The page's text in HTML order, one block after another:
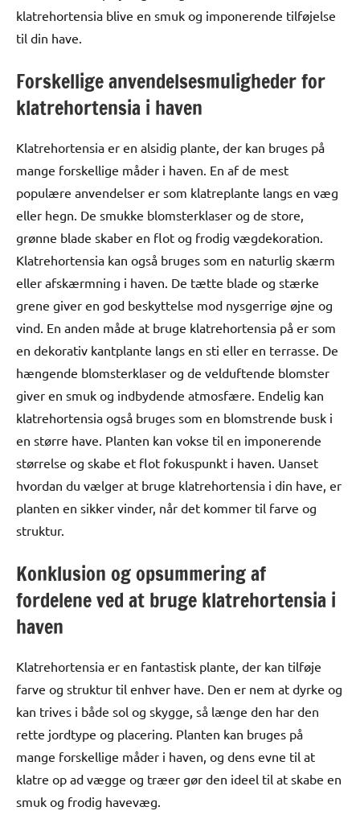
klatrehortensia blive en smuk og imponerende tilføjelse
til din have.
Forskellige anvendelsesmuligheder for
klatrehortensia i haven
Klatrehortensia er en alsidig plante, der kan bruges på
mange forskellige måder i haven. En af de mest
populære anvendelser er som klatreplante langs en væg
eller hegn. De smukke blomsterklaser og de store,
grønne blade skaber en flot og frodig vægdekoration.
Klatrehortensia kan også bruges som en naturlig skærm
eller afskærmning i haven. De tætte blade og stærke
grene giver en god beskyttelse mod nysgerrige øjne og
vind. En anden måde at bruge klatrehortensia på er som
en dekorativ kantplante langs en sti eller en terrasse. De
hængende blomsterklaser og de velduftende blomster
giver en smuk og indbydende atmosfære. Endelig kan
klatrehortensia også bruges som en blomstrende busk i
en større have. Planten kan vokse til en imponerende
størrelse og skabe et flot fokuspunkt i haven. Uanset
hvordan du vælger at bruge klatrehortensia i din have, er
planten en sikker vinder, når det kommer til farve og
struktur.
Konklusion og opsummering af
fordelene ved at bruge klatrehortensia i
haven
Klatrehortensia er en fantastisk plante, der kan tilføje
farve og struktur til enhver have. Den er nem at dyrke og
kan trives i både sol og skygge, så længe den har den
rette jordtype og placering. Planten kan bruges på
mange forskellige måder i haven, og dens evne til at
klatre op ad vægge og træer gør den ideel til at skabe en
smuk og frodig havevæg.